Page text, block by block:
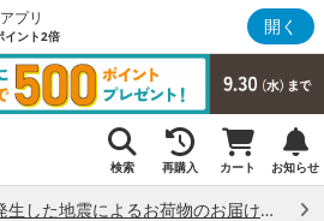
プリ
イント2倍 開く
検索 再購入 カート お知らせ
熊本県熊本地方で発生した地震によるお荷物のお届け状況について （7/28）